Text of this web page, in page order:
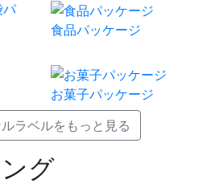
食品パッケージ
お菓子パッケージ
ラベルをもっと見る
グ